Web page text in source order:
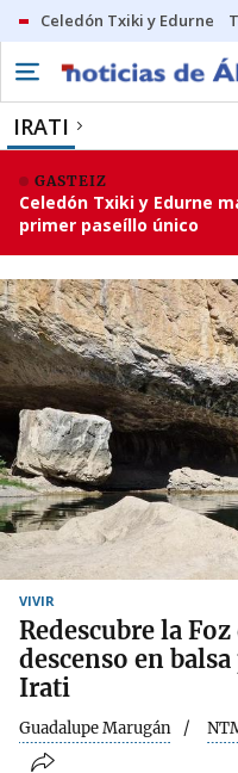
Celedón Txiki y Edurne
IRATI
GASTEIZ
Celedón Txiki y Edurne
primer paseíllo único
VIVIR
Redescubre la
descenso en
Irati
Guadalupe Marugán